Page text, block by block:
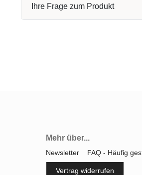
Ihre Frage zum Produkt
Mehr über...
Newsletter FAQ - Häufig
Vertrag widerrufen